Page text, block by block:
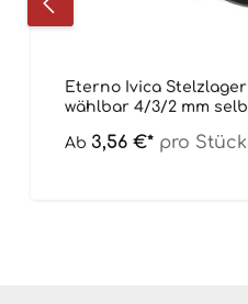
Eterno Ivica Stelzlager
wählbar 4/3/2 mm
Ab 3,56 €* pro Stück